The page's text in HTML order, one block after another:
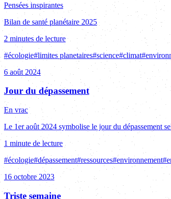
Pensées inspirantes
Bilan de santé planétaire 2025
2 minutes de lecture
#écologie#limites planetaires#science#climat#
6 août 2024
Jour du dépassement
En vrac
Le 1er août 2024 symbolise le jour du dépassement
1 minute de lecture
#écologie#dépassement#ressources#environnement#
16 octobre 2023
Triste semaine